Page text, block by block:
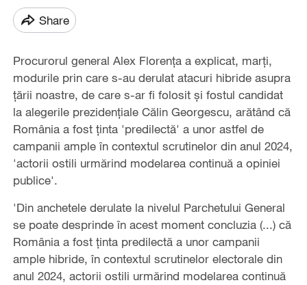
Share
Procurorul general Alex Florența a explicat, marți,
modurile prin care s-au derulat atacuri hibride asupra
țării noastre, de care s-ar fi folosit și fostul candidat
la alegerile prezidențiale Călin Georgescu, arătând că
România a fost ținta 'predilectă' a unor astfel de
campanii ample în contextul scrutinelor din anul 2024,
'actorii ostili urmărind modelarea continuă a opiniei
publice'.
'Din anchetele derulate la nivelul Parchetului General
se poate desprinde în acest moment concluzia (...) că
România a fost ținta predilectă a unor campanii
ample hibride, în contextul scrutinelor electorale din
anul 2024, actorii ostili urmărind modelarea continuă